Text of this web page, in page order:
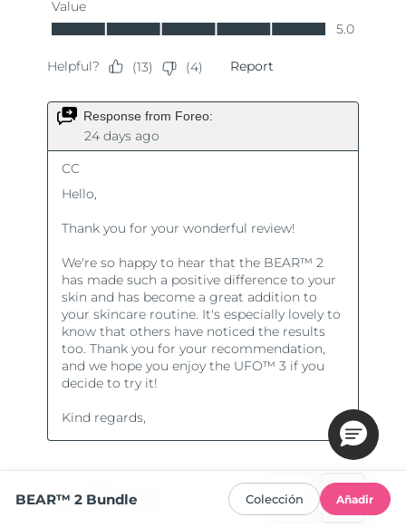
BEAR™ 2 Bundle Colección Añadir